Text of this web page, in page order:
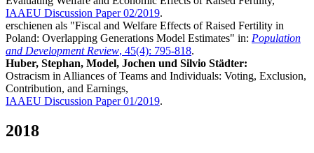
IAAEU Discussion Paper 02/2019.
erschienen als "Fiscal and Welfare Effects of Raised Fertility in
Poland: Overlapping Generations Model Estimates" in: Population
and Development Review, 45(4): 795-818.
Huber, Stephan, Model, Jochen und Silvio Städter:
Ostracism in Alliances of Teams and Individuals: Voting, Exclusion,
Contribution, and Earnings,
IAAEU Discussion Paper 01/2019.
2018